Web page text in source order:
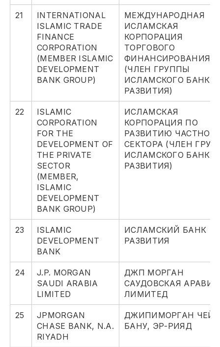
21
INTERNATIONAL
ISLAMIC TRADE
FINANCE
CORPORATION
(MEMBER ISLAMIC
DEVELOPMENT
BANK GROUP)
МЕЖДУНАРОДНАЯ
ИСЛАМСКАЯ
КОРПОРАЦИЯ
ТОРГОВОГО
ФИНАНСИРОВАНИЯ
(ЧЛЕН ГРУППЫ
ИСЛАМСКОГО БАНКА
РАЗВИТИЯ)
22
ISLAMIC
CORPORATION
FOR THE
DEVELOPMENT OF
THE PRIVATE
SECTOR
(MEMBER,
ISLAMIC
DEVELOPMENT
BANK GROUP)
ИСЛАМСКАЯ
КОРПОРАЦИЯ ПО
РАЗВИТИЮ
СЕКТОРА (ЧЛЕН
ИСЛАМСКОГО БАНКА
РАЗВИТИЯ)
23
ISLAMIC
DEVELOPMENT
BANK
ИСЛАМСКИЙ БАНК
РАЗВИТИЯ
24
J.P. MORGAN
SAUDI ARABIA
LIMITED
ДЖП МОРГАН
САУДОВСКАЯ АРАВИЯ
ЛИМИТЕД
25
JPMORGAN
CHASE BANK, N.A.
RIYADH
ДЖИПИМОРГАН ЧЕЙЗ
БАНУ, ЭР-РИЯД